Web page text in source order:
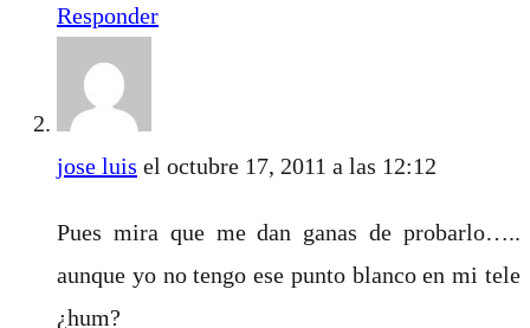
Responder
jose luis el octubre 17, 2011 a las 12:12
Pues mira que me dan ganas de probarlo…..
aunque yo no tengo ese punto blanco en mi tele
¿hum?